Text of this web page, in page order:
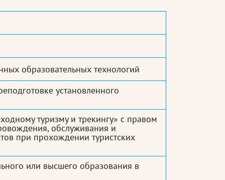
образовательных технологий
установленного
туризму и трекингу» с правом
обслуживания и
при прохождении туристских
или высшего образования в